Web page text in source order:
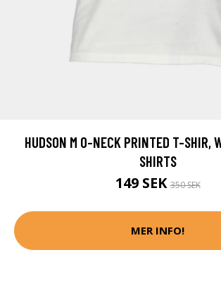
HUDSON M O-NECK PRINTED T-SHIR,
SHIRTS
149 SEK350 SEK
MER INFO!